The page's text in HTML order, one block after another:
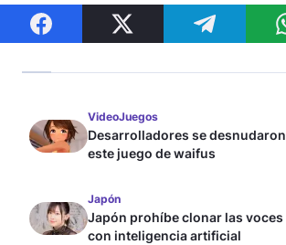
VideoJuegos
Desarrolladores se
este juego de waifus
Japón
Japón prohíbe clonar las
con inteligencia artificial